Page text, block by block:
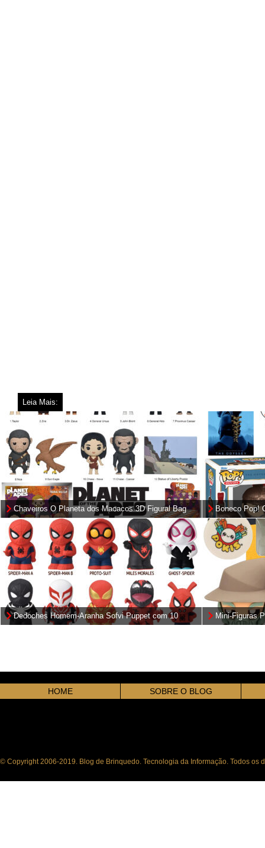
Leia Mais:
Chaveiros O Planeta dos Macacos 3D Figural Bag
Clips (Planet of the Apes)
Boneco Pop!
Odisseia de
Dedoches Homem-Aranha Sofvi Puppet com 10
Versões do Aranhaverso
Mini-Figuras
dos Anéis
HOME SOBRE O BLOG
© Copyright 2006-2019. Blog de Brinquedo. Tecnologia da Informação. Todos os